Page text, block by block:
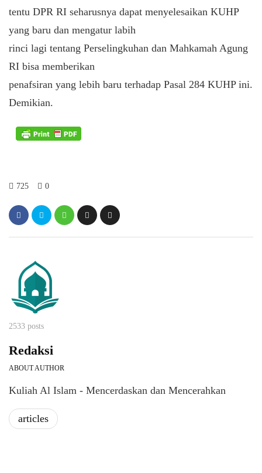
tentu DPR RI seharusnya dapat menyelesaikan KUHP
yang baru dan mengatur labih
rinci lagi tentang Perselingkuhan dan Mahkamah Agung
RI bisa memberikan
penafsiran yang lebih baru terhadap Pasal 284 KUHP ini.
Demikian.
725 0
2533 posts
Redaksi
ABOUT AUTHOR
Kuliah Al Islam - Mencerdaskan dan Mencerahkan
articles